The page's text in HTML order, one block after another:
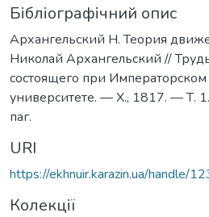
Бібліографічний опис
Архангельский Н. Теория
Николай Архангельский //
состоящего при
университете. — Х., 1817. — Т.
паг.
URI
https://ekhnuir.karazin.ua/handle/
Колекції